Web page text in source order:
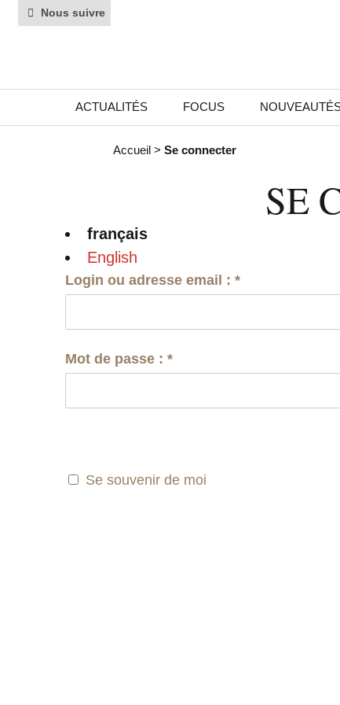
Nous suivre
ACTUALITÉS FOCUS
Accueil > Se connecter
SE
français
English
Login ou adresse email :*
Mot de passe :*
Se souvenir de moi